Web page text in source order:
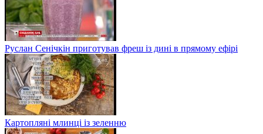
Руслан Сенічкін приготував фреш із дині в прямому ефірі
Картопляні млинці із зеленню